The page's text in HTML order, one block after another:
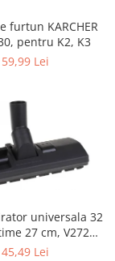
furtun KARCHER
pentru K2, K3
59,99 Lei
universala 32
27 cm, V272
ECONOMY
45,49 Lei